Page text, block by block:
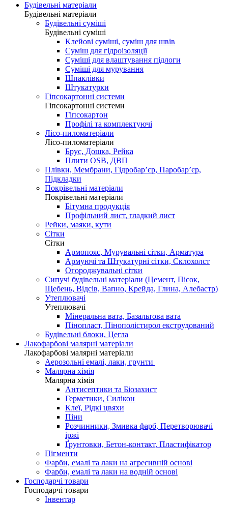
Будівельні матеріали
Будівельні матеріали
Будівельні суміші
Будівельні суміші
Клейові суміші, суміш для швів
Суміш для гідроізоляції
Суміші для влаштування підлоги
Суміші для мурування
Шпаклівки
Штукатурки
Гіпсокартонні системи
Гіпсокартонні системи
Гіпсокартон
Профілі та комплектуючі
Лісо-пиломатеріали
Лісо-пиломатеріали
Брус, Дошка, Рейка
Плити OSB, ДВП
Плівки, Мембрани, Гідробар’єр, Паробар’єр,
Підкладки
Покрівельні матеріали
Покрівельні матеріали
Бітумна продукція
Профільний лист, гладкий лист
Рейки, маяки, кути
Сітки
Сітки
Армопояс, Мурувальні сітки, Арматура
Армуючі та Штукатурні сітки, Склохолст
Огороджувальні сітки
Сипучі будівельні матеріали (Цемент, Пісок,
Щебень, Відсів, Вапно, Крейда, Глина, Алебастр)
Утеплювачі
Утеплювачі
Мінеральна вата, Базальтова вата
Пінопласт, Пінополістирол екструдований
Будівельні блоки, Цегла
Лакофарбові малярні матеріали
Лакофарбові малярні матеріали
Аерозольні емалі, лаки, грунти
Малярна хімія
Малярна хімія
Антисептики та Біозахист
Герметики, Силікон
Клеї, Рідкі цвяхи
Піни
Розчинники, Змивка фарб, Перетворювачі
іржі
Ґрунтовки, Бетон-контакт, Пластифікатор
Пігменти
Фарби, емалі та лаки на агресивній основі
Фарби, емалі та лаки на водній основі
Господарчі товари
Господарчі товари
Інвентар